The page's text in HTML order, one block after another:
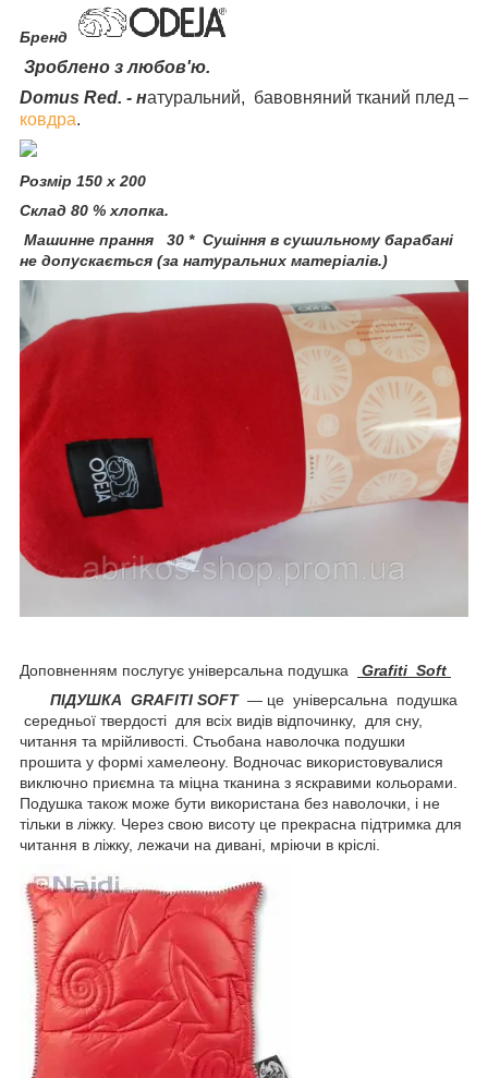
Бренд
Зроблено з любов'ю.
Domus Red. - натуральний, бавовняний тканий плед –
ковдра.
Розмір 150 х 200
Склад 80 % хлопка.
Машинне прання 30 * Сушіння в сушильному барабані
не допускається (за натуральних матеріалів.)
Доповненням послугує універсальна подушка
Grafiti Soft
ПІДУШКА GRAFITI SOFT — це універсальна подушка
середньої твердості для всіх видів відпочинку, для сну,
читання та мрійливості. Стьобана наволочка подушки
прошита у формі хамелеону. Водночас використовувалися
виключно приємна та міцна тканина з яскравими кольорами.
Подушка також може бути використана без наволочки, і не
тільки в ліжку. Через свою висоту це прекрасна підтримка для
читання в ліжку, лежачи на дивані, мріючи в кріслі.